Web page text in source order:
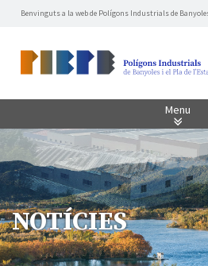
Benvinguts a la web de Polígons Industrials de
Menu
NOTÍCIES